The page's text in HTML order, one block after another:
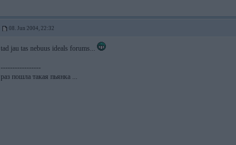
08. Jun 2004, 22:32
tad jau tas nebuus ideals forums...
-----------------
раз пошла такая пьянка ...